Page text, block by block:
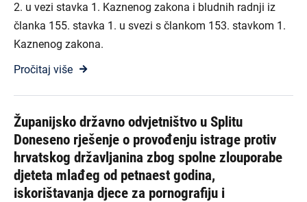
2. u vezi stavka 1. Kaznenog zakona i bludnih radnji iz
članka 155. stavka 1. u svezi s člankom 153. stavkom 1.
Kaznenog zakona.
Pročitaj više
Županijsko državno odvjetništvo u Splitu
Doneseno rješenje o provođenju istrage protiv
hrvatskog državljanina zbog spolne zlouporabe
djeteta mlađeg od petnaest godina,
iskorištavanja djece za pornografiju i